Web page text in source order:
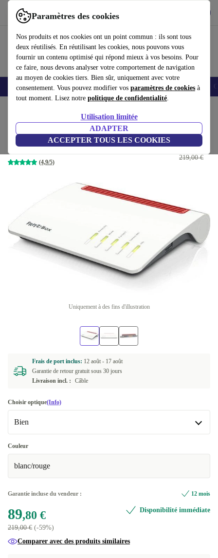
Paramètres des cookies
Nos produits et nos cookies ont un point commun : ils sont tous
deux réutilisés. En réutilisant les cookies, nous pouvons vous
fournir un contenu optimisé qui répond mieux à vos besoins. Pour
ce faire, nous devons analyser votre comportement de navigation
au moyen de cookies tiers. Bien sûr, uniquement avec votre
consentement. Vous pouvez modifier vos paramètres de cookies à
tout moment. Lisez notre politique de confidentialité.
Utilisation limitée
ADAPTER
ACCEPTER TOUS LES COOKIES
Utilisez refurbed rapidement et facilement
Smartphones Laptops Tablettes Montres connectées Accessoires
AVM FRITZ!Box 7590
Blanc/Rouge
(4,9/5)
89,80 €
219,00 €
Uniquement à des fins d'illustration
Frais de port inclus: 12 août - 17 août
Garantie de retour gratuit sous 30 jours
Livraison incl. :
Câble
Choisir optique(Info)
Bien
Bien
Très bien
+29,10 €
Couleur
blanc/rouge
Garantie incluse du vendeur : 12 mois
89,80 €
219,00 € (-59%)
Disponibilité immédiate
Comparer avec des produits similaires